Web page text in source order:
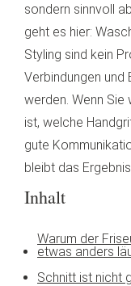
sondern sinnvoll
geht es hier:
Styling sind kein
Verbindungen und
werden. Wenn Sie
ist, welche
gute
bleibt das
Inhalt
Warum der
etwas anders
Schnitt ist nicht